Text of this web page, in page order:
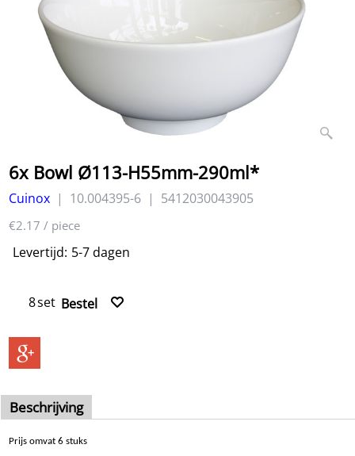
6x Bowl Ø113-H55mm-290ml*
Cuinox 10.004395-6 5412030043905
€2.17 / piece
Levertijd: 5-7 dagen
set Bestel
Beschrijving
Prijs omvat 6 stuks